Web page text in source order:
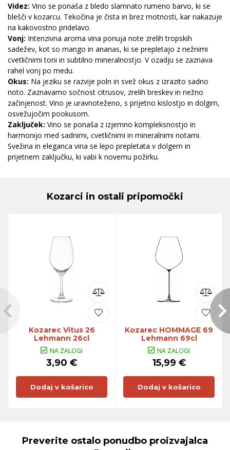
Videz: Vino se ponaša z bledo slamnato rumeno barvo, ki se
blešči v kozarcu. Tekočina je čista in brez motnosti, kar nakazuje
na kakovostno pridelavo.
Vonj: Intenzivna aroma vina ponuja note zrelih tropskih
sadežev, kot so mango in ananas, ki se prepletajo z nežnimi
cvetličnimi toni in subtilno mineralnostjo. V ozadju se zaznava
rahel vonj po medu.
Okus: Na jeziku se razvije poln in svež okus z izrazito sadno
noto. Zaznavamo sočnost citrusov, zrelih breskev in nežno
začinjenost. Vino je uravnoteženo, s prijetno kislostjo in dolgim,
osvežujočim pookusom.
Zaključek: Vino se ponaša z izjemno kompleksnostjo in
harmonijo med sadnimi, cvetličnimi in mineralnimi notami.
Svežina in eleganca vina se lepo prepletata v dolgem in
prijetnem zaključku, ki vabi k novemu požirku.
Kozarci in ostali pripomočki
Kozarec Vitus 26
Lehmann 26cl
NA ZALOGI
3,90 €
Dodaj v košarico
Kozarec HOMMAGE 69
Lehmann 69cl
NA ZALOGI
15,99 €
Dodaj v košarico
Preverite ostalo ponudbo proizvajalca